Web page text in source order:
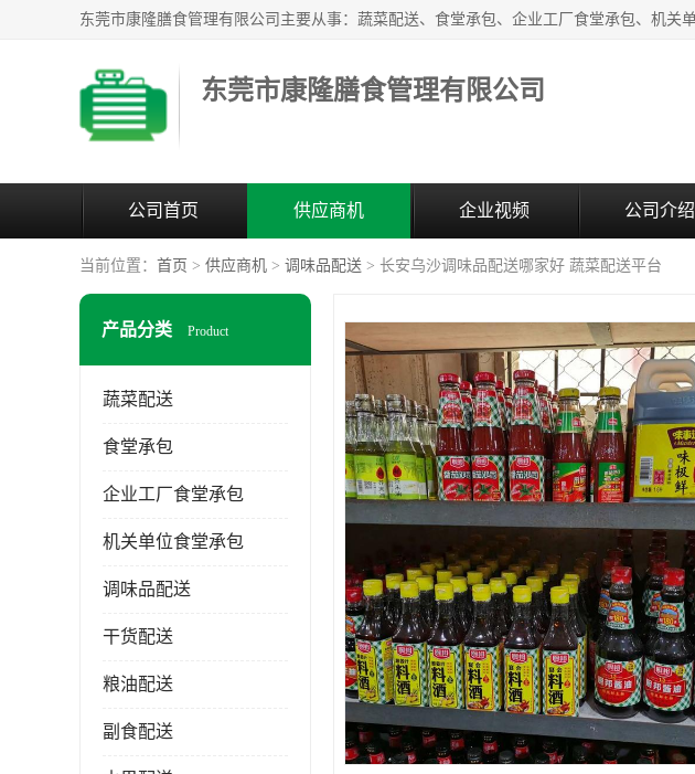
东莞市康隆膳食管理有限公司
公司首页 供应商机 企业视频 公司介绍
当前位置： 首页 > 供应商机 > 调味品配送 > 长安乌沙调味品配送哪家好 蔬菜配送平台
产品分类 Product
蔬菜配送
食堂承包
企业工厂食堂承包
机关单位食堂承包
调味品配送
干货配送
粮油配送
副食配送